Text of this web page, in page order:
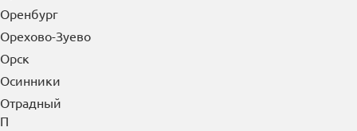
Омск
Орел
Оренбург
Орехово-Зуево
Орск
Осинники